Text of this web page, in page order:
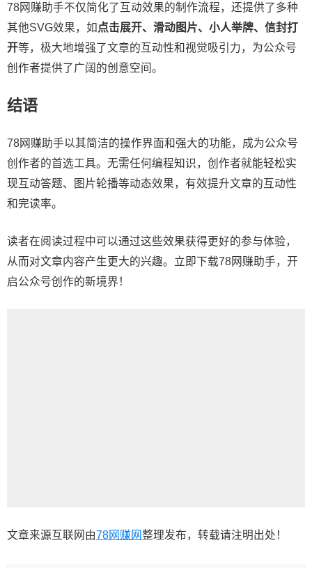
78网赚助手不仅简化了互动效果的制作流程，还提供了多种
其他SVG效果，如 点击展开、滑动图片、小人举牌、信封打
开等，极大地增强了文章的互动性和视觉吸引力，为公众号
创作者提供了广阔的创意空间。
结语
78网赚助手以其简洁的操作界面和强大的功能，成为公众号
创作者的首选工具。无需任何编程知识，创作者就能轻松实
现互动答题、图片轮播等动态效果，有效提升文章的互动性
和完读率。
读者在阅读过程中可以通过这些效果获得更好的参与体验，
从而对文章内容产生更大的兴趣。立即下载78网赚助手，开
启公众号创作的新境界！
文章来源互联网由78网赚网整理发布，转载请注明出处！